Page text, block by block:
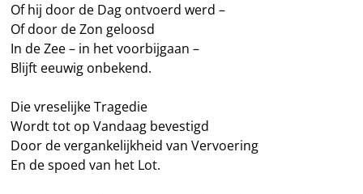
Of hij door de Dag ontvoerd werd –
Of door de Zon geloosd
In de Zee – in het voorbijgaan –
Blijft eeuwig onbekend.
Die vreselijke Tragedie
Wordt tot op Vandaag bevestigd
Door de vergankelijkheid van Vervoering
En de spoed van het Lot.